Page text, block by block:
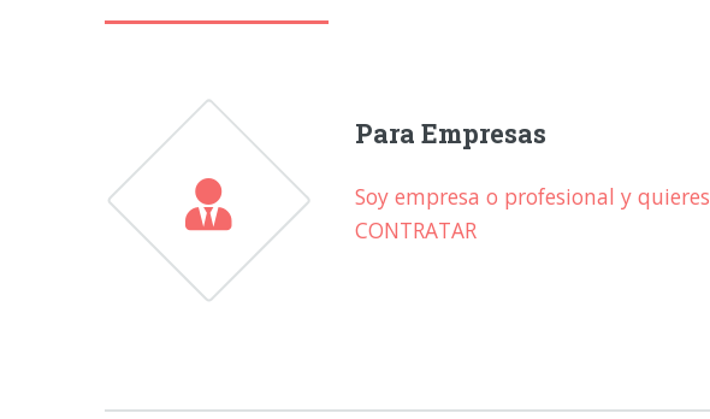
Para Empresas
Soy empresa o profesional y quieres
CONTRATAR